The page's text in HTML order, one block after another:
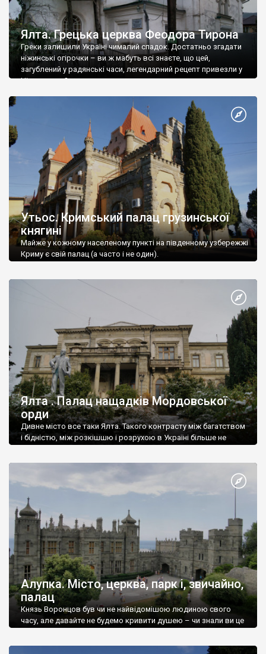
Ялта. Грецька церква Феодора Тирона
Греки залишили Україні чималий спадок. Достатньо згадати
ніжинські огірочки – ви ж мабуть всі знаєте, що цей,
загублений у радянські часи, легендарний рецепт привезли у
Ніжин греки?
Утьос. Кримський палац грузинської
княгині
Майже у кожному населеному пункті на південному узбережжі
Криму є свій палац (а часто і не один).
Ялта . Палац нащадків Мордовської
орди
Дивне місто все таки Ялта. Такого контрасту між багатством
і бідністю, між розкішшю і розрухою в Україні більше не
Алупка. Місто, церква, парк і, звичайно,
палац
Князь Воронцов був чи не найвідомішою людиною свого
часу, але давайте не будемо кривити душею – чи знали ви це